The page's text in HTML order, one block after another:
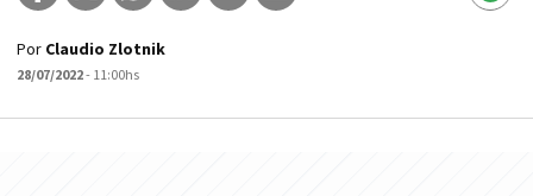
Por Claudio Zlotnik
28/07/2022- 11:00hs